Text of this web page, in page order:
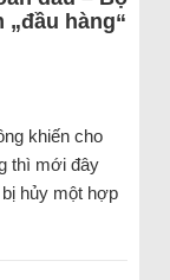
„đầu hàng“
khiến cho
thì mới đây
hủy một hợp